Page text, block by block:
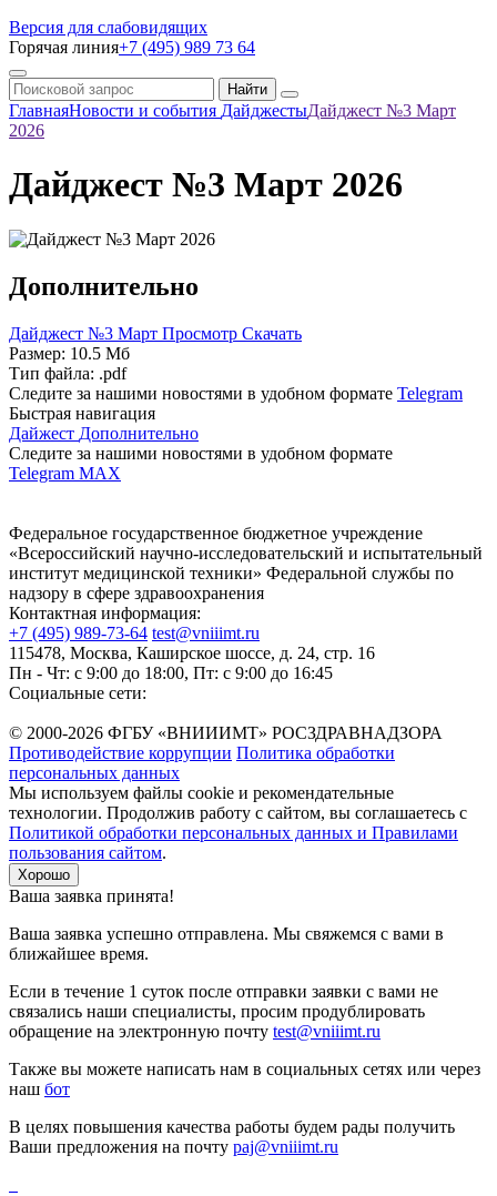
Версия для слабовидящих
Горячая линия+7 (495) 989 73 64
ГлавнаяНовости и события ДайджестыДайджест №3 Март
2026
Дайджест №3 Март 2026
Дополнительно
Дайджест №3 Март Просмотр Скачать
Размер: 10.5 Мб
Тип файла: .pdf
Следите за нашими новостями в удобном формате Telegram
Быстрая навигация
Дайжест Дополнительно
Следите за нашими новостями в удобном формате
Telegram MAX
Федеральное государственное бюджетное учреждение
«Всероссийский научно-исследовательский и испытательный
институт медицинской техники» Федеральной службы по
надзору в сфере здравоохранения
Контактная информация:
+7 (495) 989-73-64 test@vniiimt.ru
115478, Москва, Каширское шоссе, д. 24, стр. 16
Пн - Чт: с 9:00 до 18:00, Пт: с 9:00 до 16:45
Социальные сети:
© 2000-2026 ФГБУ «ВНИИИМТ» РОСЗДРАВНАДЗОРА
Противодействие коррупции Политика обработки
персональных данных
Мы используем файлы cookie и рекомендательные
технологии. Продолжив работу с сайтом, вы соглашаетесь с
Политикой обработки персональных данных и Правилами
пользования сайтом.
Хорошо
Ваша заявка принята!
Ваша заявка успешно отправлена. Мы свяжемся с вами в
ближайшее время.
Если в течение 1 суток после отправки заявки с вами не
связались наши специалисты, просим продублировать
обращение на электронную почту test@vniiimt.ru
Также вы можете написать нам в социальных сетях или через
наш бот
В целях повышения качества работы будем рады получить
Ваши предложения на почту paj@vniiimt.ru